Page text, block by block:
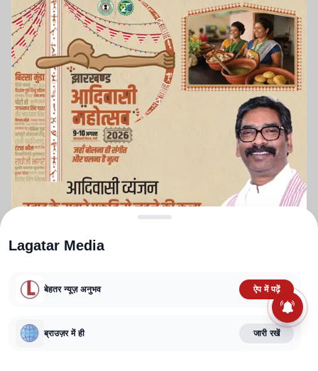
TERMS AND CONDITIONS
CORRECTIONS POLICY
FACT CHECKING POLICY
Lagatar Media
बेहतर न्यूज़ अनुभव ऐप में पढ़ें
ब्राउज़र में ही जारी रखें